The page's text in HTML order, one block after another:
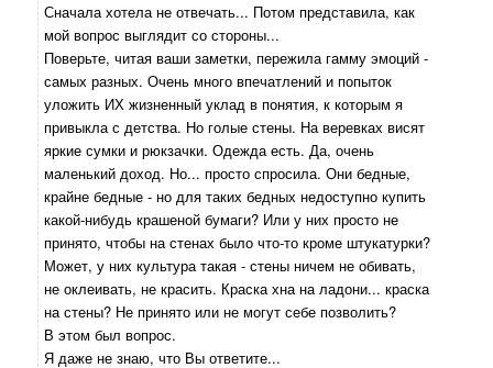
Сначала хотела не отвечать... Потом представила, как
мой вопрос выглядит со стороны...
Поверьте, читая ваши заметки, пережила гамму эмоций -
самых разных. Очень много впечатлений и попыток
уложить ИХ жизненный уклад в понятия, к которым я
привыкла с детства. Но голые стены. На веревках висят
яркие сумки и рюкзачки. Одежда есть. Да, очень
маленький доход. Но... просто спросила. Они бедные,
крайне бедные - но для таких бедных недоступно купить
какой-нибудь крашеной бумаги? Или у них просто не
принято, чтобы на стенах было что-то кроме штукатурки?
Может, у них культура такая - стены ничем не обивать,
не оклеивать, не красить. Краска хна на ладони... краска
на стены? Не принято или не могут себе позволить?
В этом был вопрос.
Я даже не знаю, что Вы ответите...